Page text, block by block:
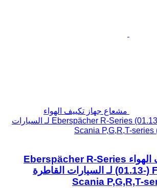
مشعاع جهاز تكييف الهواء
Eberspächer R-Series (01.13-) FRESCO3000RT لـ السيارات
مشعاع جهاز تكييف الهواء Eberspächer R-Series
(01.13-) FRESCO3000RT لـ السيارات القاطرة
Scania P,G,R,T-